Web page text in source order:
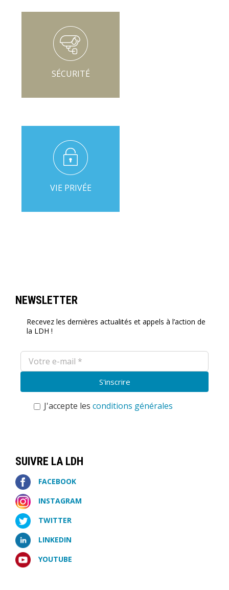
SÉCURITÉ
VIE PRIVÉE
NEWSLETTER
Recevez les dernières actualités et appels à l’action de
la LDH !
J'accepte les conditions générales
SUIVRE LA LDH
FACEBOOK
INSTAGRAM
TWITTER
LINKEDIN
YOUTUBE